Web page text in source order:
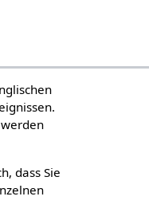
dass Sie